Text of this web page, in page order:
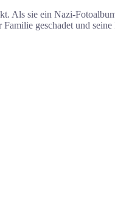
Als sie ein Nazi-
geschadet und seine